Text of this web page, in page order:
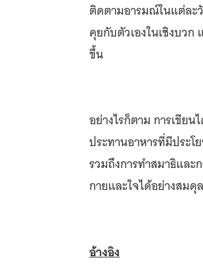
ติดตามอารมณ์ในแต่ละ
คุยกับตัวเองในเชิงบว
ขึ้น
อย่างไรก็ตาม การเขีย
ประทานอาหารที่มีประโ
รวมถึงการทำสมาธิแล
กายและใจได้อย่างสม
อ้างอิง